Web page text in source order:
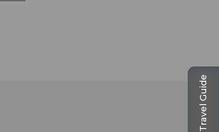
Travel Guide